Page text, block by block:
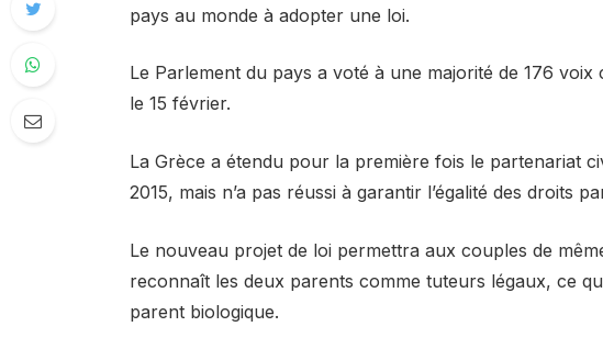
pays au monde à adopter une loi.
Le Parlement du pays a voté à une majorité de 176
le 15 février.
La Grèce a étendu pour la première fois le partenariat
2015, mais n’a pas réussi à garantir l’égalité des droits
Le nouveau projet de loi permettra aux couples de
reconnaît les deux parents comme tuteurs légaux, ce
parent biologique.